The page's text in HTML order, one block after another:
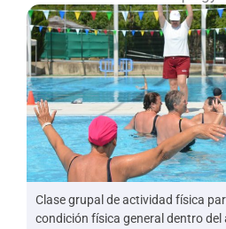
Clase grupal de actividad física
condición física general dentro del